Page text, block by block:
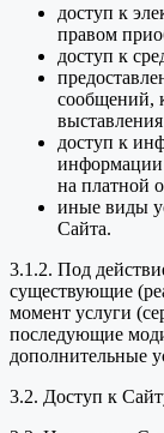
доступ к
правом
доступ к
сообщений,
доступ к
информации
на платной
иные виды
Сайта.
3.1.2. Под
существующие
момент услуги
последующие
дополнительные
3.2. Доступ к